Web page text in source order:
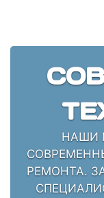
НАШИ
РЕМОНТА.